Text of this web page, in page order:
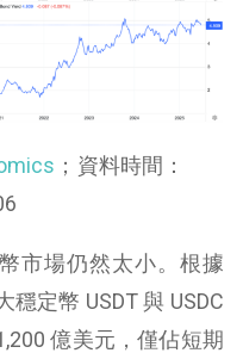
；資料時間：
市場仍然太小。根據
穩定幣 USDT 與 USDC
億美元，僅佔短期